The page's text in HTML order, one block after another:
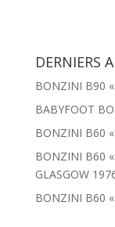
DERNIERS
BONZINI B90
BABYFOOT
BONZINI B60
BONZINI B60
GLASGOW
BONZINI B60